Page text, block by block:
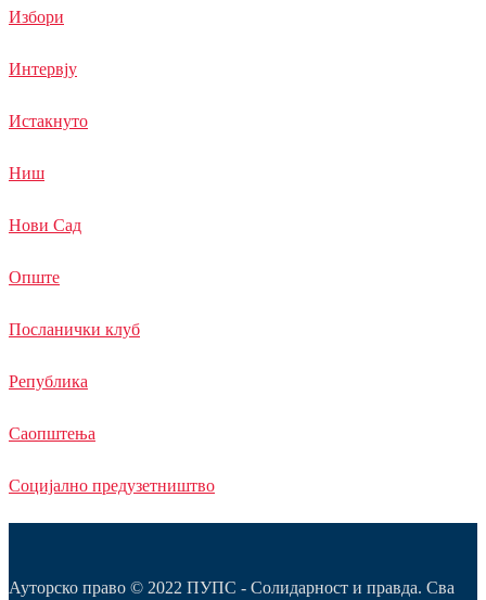
Избори
Интервју
Истакнуто
Ниш
Нови Сад
Опште
Посланички клуб
Република
Саопштења
Социјално предузетништво
Ауторско право © 2022 ПУПС - Солидарност и правда. Сва